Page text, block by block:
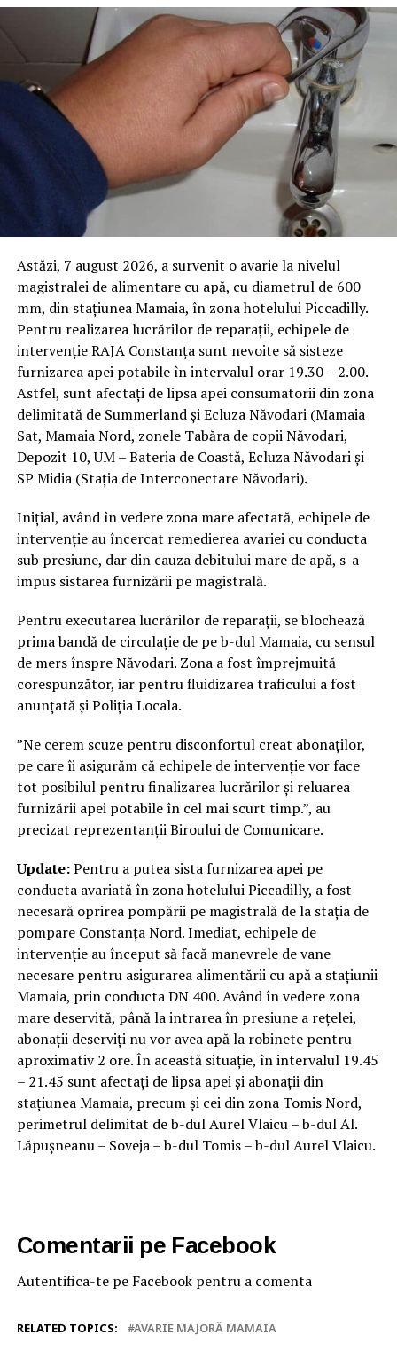
Astăzi, 7 august 2026, a survenit o avarie la nivelul
magistralei de alimentare cu apă, cu diametrul de 600
mm, din stațiunea Mamaia, în zona hotelului Piccadilly.
Pentru realizarea lucrărilor de reparații, echipele de
intervenție RAJA Constanța sunt nevoite să sisteze
furnizarea apei potabile în intervalul orar 19.30 – 2.00.
Astfel, sunt afectați de lipsa apei consumatorii din zona
delimitată de Summerland și Ecluza Năvodari (Mamaia
Sat, Mamaia Nord, zonele Tabăra de copii Năvodari,
Depozit 10, UM – Bateria de Coastă, Ecluza Năvodari și
SP Midia (Stația de Interconectare Năvodari).
Inițial, având în vedere zona mare afectată, echipele de
intervenție au încercat remedierea avariei cu conducta
sub presiune, dar din cauza debitului mare de apă, s-a
impus sistarea furnizării pe magistrală.
Pentru executarea lucrărilor de reparații, se blochează
prima bandă de circulație de pe b-dul Mamaia, cu sensul
de mers înspre Năvodari. Zona a fost împrejmuită
corespunzător, iar pentru fluidizarea traficului a fost
anunțată și Poliția Locala.
”Ne cerem scuze pentru disconfortul creat abonaților,
pe care îi asigurăm că echipele de intervenție vor face
tot posibilul pentru finalizarea lucrărilor și reluarea
furnizării apei potabile în cel mai scurt timp.”, au
precizat reprezentanții Biroului de Comunicare.
Update:Pentru a putea sista furnizarea apei pe
conducta avariată în zona hotelului Piccadilly, a fost
necesară oprirea pompării pe magistrală de la stația de
pompare Constanța Nord. Imediat, echipele de
intervenție au început să facă manevrele de vane
necesare pentru asigurarea alimentării cu apă a stațiunii
Mamaia, prin conducta DN 400. Având în vedere zona
mare deservită, până la intrarea în presiune a rețelei,
abonații deserviți nu vor avea apă la robinete pentru
aproximativ 2 ore. În această situație, în intervalul 19.45
– 21.45 sunt afectați de lipsa apei și abonații din
stațiunea Mamaia, precum și cei din zona Tomis Nord,
perimetrul delimitat de b-dul Aurel Vlaicu – b-dul Al.
Lăpușneanu – Soveja – b-dul Tomis – b-dul Aurel Vlaicu.
Comentarii pe Facebook
Autentifica-te pe Facebook pentru a comenta
RELATED TOPICS: AVARIE MAJORĂ MAMAIA